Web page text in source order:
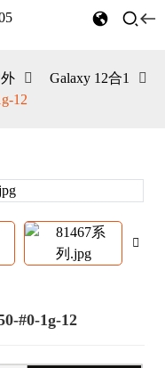
Galaxy 12合1
12
#0-1g-12